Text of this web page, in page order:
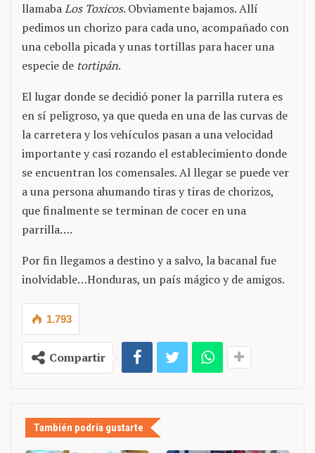
llamabaLos Toxicos. Obviamente bajamos. Allí
pedimos un chorizo para cada uno, acompañado con
una cebolla picada y unas tortillas para hacer una
especie de tortipán.
El lugar donde se decidió poner la parrilla rutera es
en sí peligroso, ya que queda en una de las curvas de
la carretera y los vehículos pasan a una velocidad
importante y casi rozando el establecimiento donde
se encuentran los comensales. Al llegar se puede ver
a una persona ahumando tiras y tiras de chorizos,
que finalmente se terminan de cocer en una
parrilla….
Por fin llegamos a destino y a salvo, la bacanal fue
inolvidable…Honduras, un país mágico y de amigos.
1.793
Compartir
También podría gustarte